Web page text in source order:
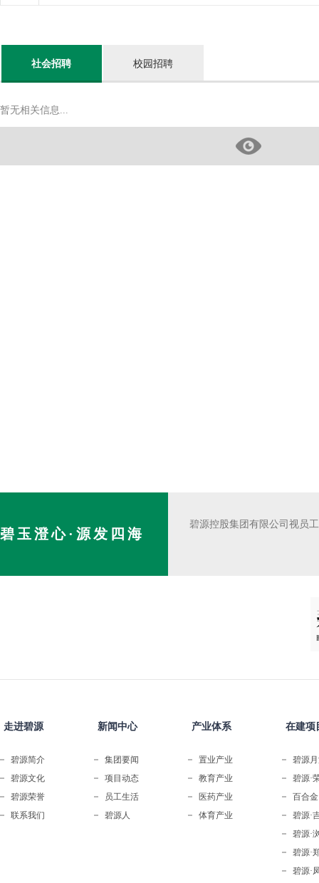
社会招聘 校园招聘
暂无相关信息...
碧玉澄心·源发四海
碧源控股集团有限公司视员
走进碧源
碧源简介
碧源文化
碧源荣誉
联系我们
新闻中心
集团要闻
项目动态
员工生活
碧源人
产业体系
置业产业
教育产业
医药产业
体育产业
在建项
碧源
碧源·
百合
碧源·
碧源·
碧源·
碧源·